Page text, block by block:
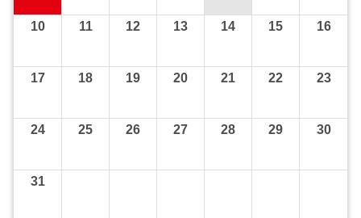
10 11 12 13 14 15 16
17 18 19 20 21 22 23
24 25 26 27 28 29 30
31